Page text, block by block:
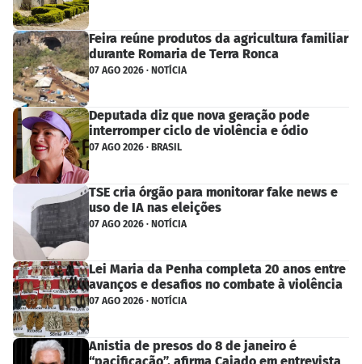
Feira reúne produtos da agricultura familiar
durante Romaria de Terra Ronca
07 AGO 2026 · NOTÍCIA
Deputada diz que nova geração pode
interromper ciclo de violência e ódio
07 AGO 2026 · BRASIL
TSE cria órgão para monitorar fake news e
uso de IA nas eleições
07 AGO 2026 · NOTÍCIA
Lei Maria da Penha completa 20 anos entre
avanços e desafios no combate à violência
07 AGO 2026 · NOTÍCIA
Anistia de presos do 8 de janeiro é